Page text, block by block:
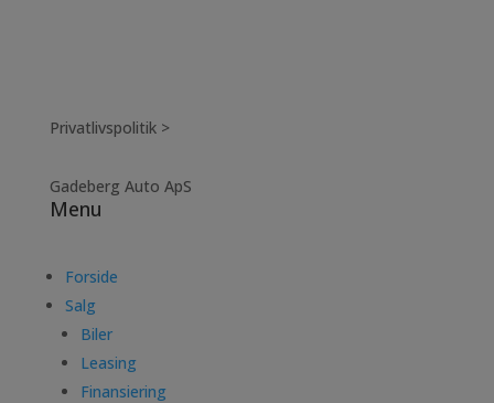
Privatlivspolitik >
Gadeberg Auto ApS
Menu
Forside
Salg
Biler
Leasing
Finansiering